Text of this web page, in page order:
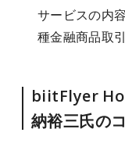
サービスの内
種金融商品取
biitFlyer
納裕三氏の